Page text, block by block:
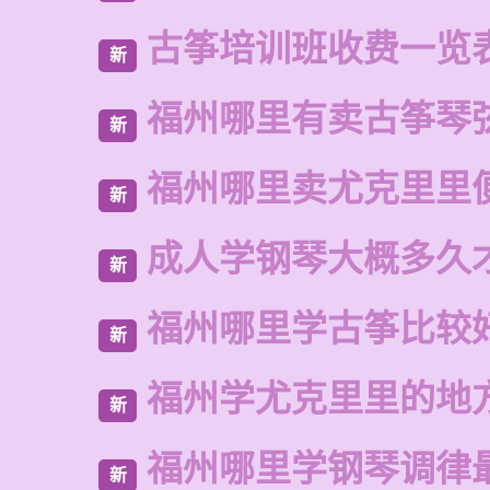
新 古筝培训班收费一览
新 福州哪里有卖古筝琴
新 福州哪里卖尤克里里
新 成人学钢琴大概多久
新 福州哪里学古筝比较
新 福州学尤克里里的地
新 福州哪里学钢琴调律